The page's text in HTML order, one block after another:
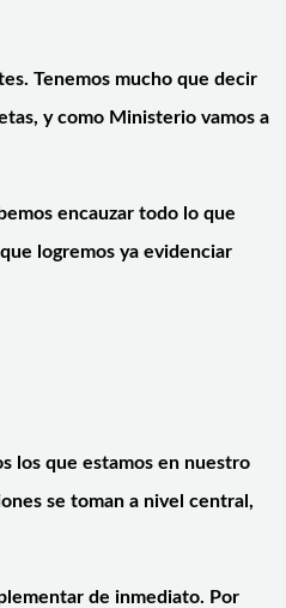
Tenemos mucho que decir
y como Ministerio vamos a
encauzar todo lo que
logremos ya evidenciar
los que estamos en nuestro
se toman a nivel central,
de inmediato. Por